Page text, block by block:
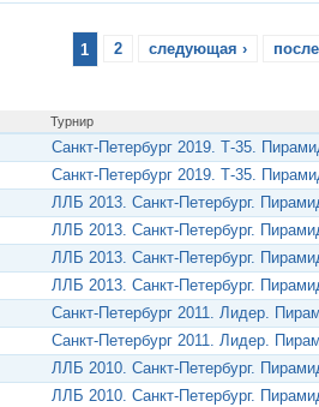
1 2 следующая ›
Турнир
Санкт-Петербург 2019. Т-35.
Санкт-Петербург 2019. Т-35.
ЛЛБ 2013. Санкт-Петербург.
ЛЛБ 2013. Санкт-Петербург.
ЛЛБ 2013. Санкт-Петербург.
ЛЛБ 2013. Санкт-Петербург.
Санкт-Петербург 2011. Лидер.
Санкт-Петербург 2011. Лидер.
ЛЛБ 2010. Санкт-Петербург.
ЛЛБ 2010. Санкт-Петербург.